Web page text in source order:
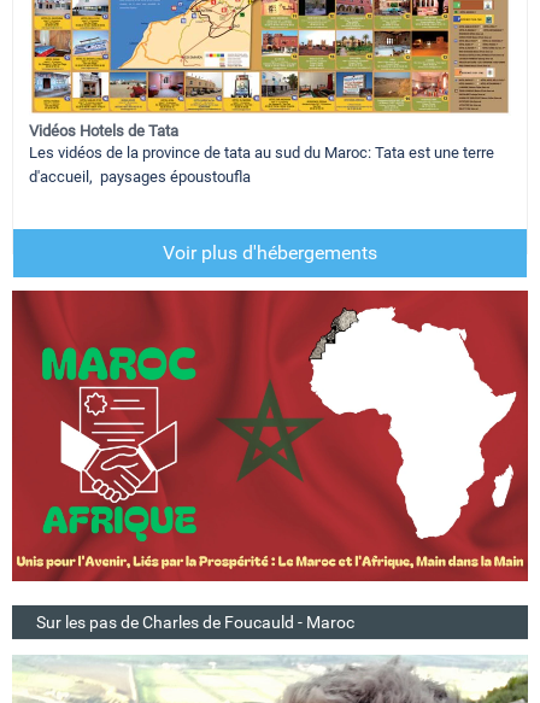
Vidéos Hotels de Tata
Les vidéos de la province de tata au sud du Maroc: Tata est une terre
d'accueil, paysages époustoufla
Voir plus d'hébergements
Sur les pas de Charles de Foucauld - Maroc